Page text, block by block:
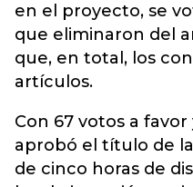
en el proyecto, se
que eliminaron del
que, en total, los
artículos.
Con 67 votos a
aprobó el título de
de cinco horas de